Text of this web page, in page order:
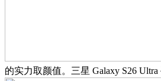
的实力取颜值。三星 Galaxy S26